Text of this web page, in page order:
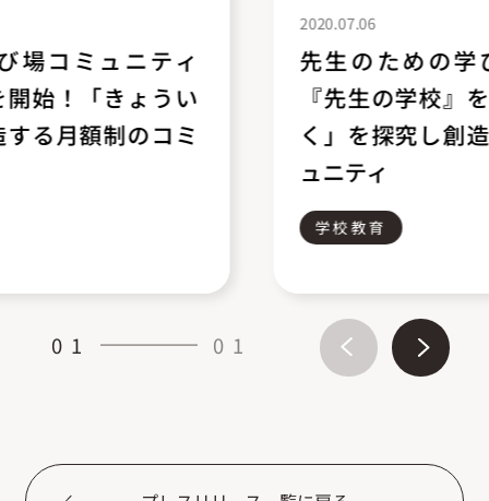
先生のための学び場コミュニティ
『先生の学校』を開始！「きょうい
く」を探究し創造する月額制のコミ
01 01